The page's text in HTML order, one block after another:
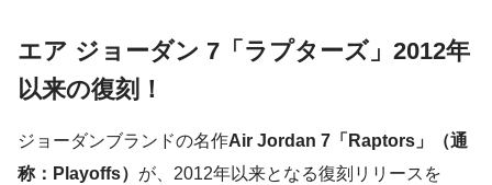
エア ジョーダン 7「ラプターズ」2012年
以来の復刻！
ジョーダンブランドの名作Air Jordan 7「Raptors」（通
称：Playoffs） が、2012年以来となる復刻リリースを